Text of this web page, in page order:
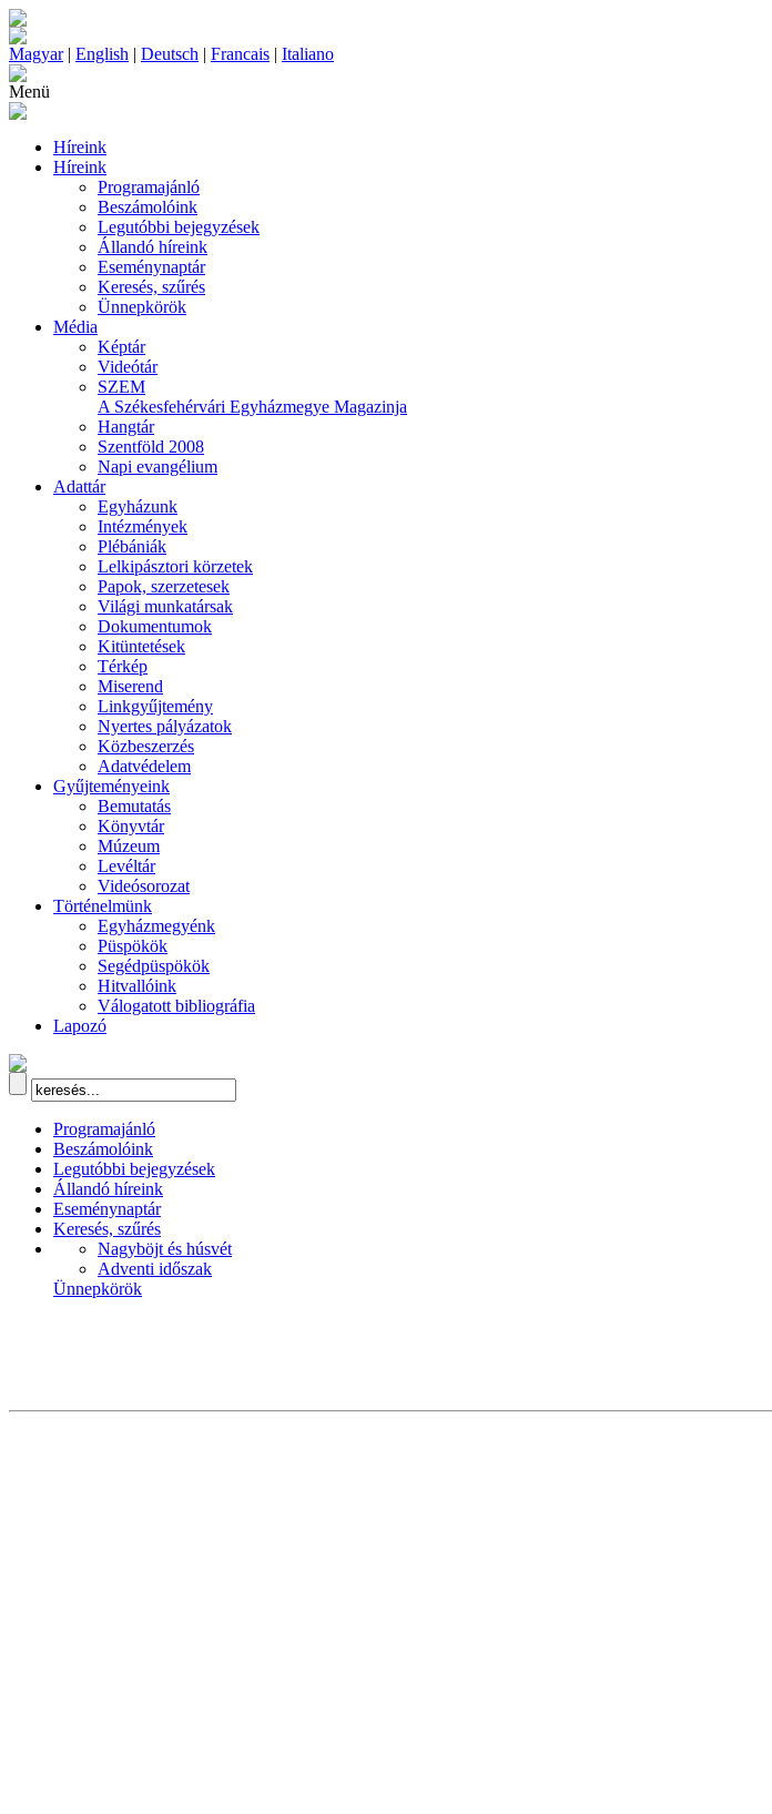
Magyar| English | Deutsch | Francais | Italiano
Menü
Híreink
Híreink
Programajánló
Beszámolóink
Legutóbbi bejegyzések
Állandó híreink
Eseménynaptár
Keresés, szűrés
Ünnepkörök
Média
Képtár
Videótár
SZEM
A Székesfehérvári Egyházmegye Magazinja
Hangtár
Szentföld 2008
Napi evangélium
Adattár
Egyházunk
Intézmények
Plébániák
Lelkipásztori körzetek
Papok, szerzetesek
Világi munkatársak
Dokumentumok
Kitüntetések
Térkép
Miserend
Linkgyűjtemény
Nyertes pályázatok
Közbeszerzés
Adatvédelem
Gyűjteményeink
Bemutatás
Könyvtár
Múzeum
Levéltár
Videósorozat
Történelmünk
Egyházmegyénk
Püspökök
Segédpüspökök
Hitvallóink
Válogatott bibliográfia
Lapozó
Programajánló
Beszámolóink
Legutóbbi bejegyzések
Állandó híreink
Eseménynaptár
Keresés, szűrés
Nagyböjt és húsvét
Adventi időszak
Ünnepkörök